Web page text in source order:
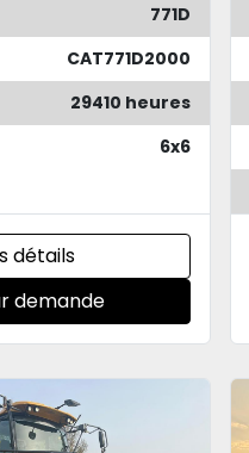
771D
CAT771D2000
29410 heures
6x6
détails
demande